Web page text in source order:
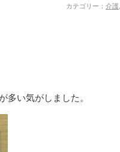
カテゴリー： 介護
多い気がしました。